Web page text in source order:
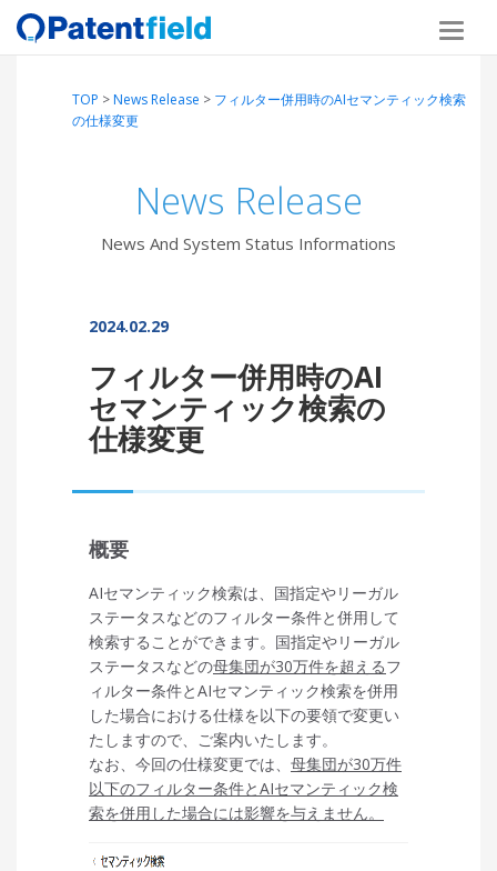
TOP >News Release > フィルター併用時のAIセマンティック検索
の仕様変更
News Release
News And System Status Informations
2024.02.29
フィルター併用時のAI
セマンティック検索の
仕様変更
概要
AIセマンティック検索は、国指定やリーガル
ステータスなどのフィルター条件と併用して
検索することができます。国指定やリーガル
ステータスなどの母集団が30万件を超えるフ
ィルター条件とAIセマンティック検索を併用
した場合における仕様を以下の要領で変更い
たしますので、ご案内いたします。
なお、今回の仕様変更では、 母集団が30万件
以下のフィルター条件とAIセマンティック検
索を併用した場合には影響を与えません。